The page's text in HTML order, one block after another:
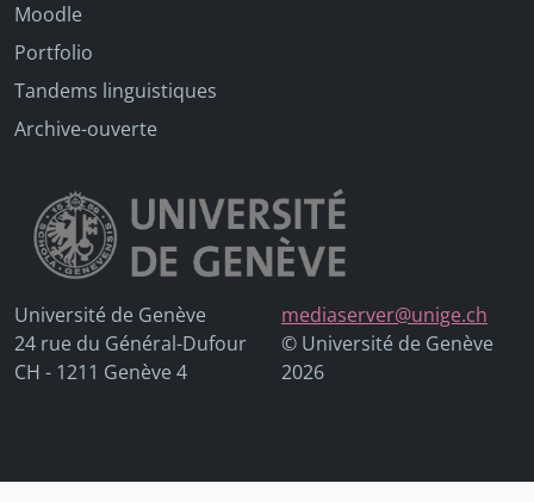
Moodle
Portfolio
Tandems linguistiques
Archive-ouverte
Université de Genève
24 rue du Général-Dufour
CH - 1211 Genève 4
mediaserver@unige.ch
© Université de Genève
2026